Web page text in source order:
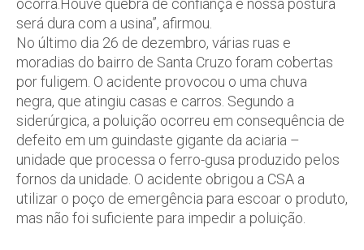
ocorra.Houve quebra de confiança e nossa postura
será dura com a usina”, afirmou.
No último dia 26 de dezembro, várias ruas e
moradias do bairro de Santa Cruzo foram cobertas
por fuligem. O acidente provocou o uma chuva
negra, que atingiu casas e carros. Segundo a
siderúrgica, a poluição ocorreu em consequência de
defeito em um guindaste gigante da aciaria –
unidade que processa o ferro-gusa produzido pelos
fornos da unidade. O acidente obrigou a CSA a
utilizar o poço de emergência para escoar o produto,
mas não foi suficiente para impedir a poluição.